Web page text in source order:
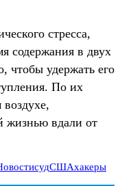
стресса,
содержания в двух
чтобы удержать его
По их
жизнью вдали от
судСШАхакеры